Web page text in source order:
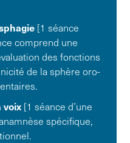
[1 séance
comprend une
des fonctions
de la sphère oro-
voix [1 séance d’une
spécifique,